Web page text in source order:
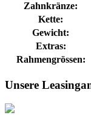
Zahnkränze:
Kette:
Gewicht:
Extras:
Rahmengrössen:
Unsere